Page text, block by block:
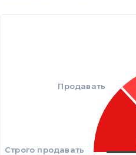
Строго продавать
Продавать